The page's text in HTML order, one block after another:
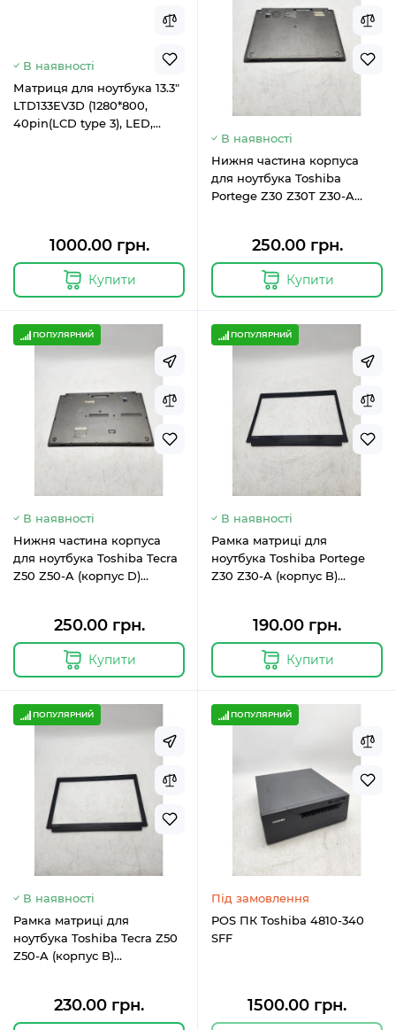
В наявності
Матриця для ноутбука 13.3"
LTD133EV3D (1280*800,
40pin(LCD type 3), LED,
1000.00 грн.
Купити
В наявності
Нижня частина корпуса
для ноутбука Toshiba
Portege Z30 Z30T Z30-A
GM903603411,
GM903603411C-A
250.00 грн.
Купити
ПОПУЛЯРНИЙ
В наявності
Нижня частина корпуса
для ноутбука Toshiba Tecra
Z50 Z50-A (корпус D)
250.00 грн.
Купити
ПОПУЛЯРНИЙ
В наявності
Рамка матриці для
ноутбука Toshiba Portege
Z30 Z30-A (корпус B)
190.00 грн.
Купити
ПОПУЛЯРНИЙ
В наявності
Рамка матриці для
ноутбука Toshiba Tecra Z50
Z50-A (корпус B)
230.00 грн.
ПОПУЛЯРНИЙ
Під замовлення
POS ПК Toshiba 4810-340
SFF
1500.00 грн.